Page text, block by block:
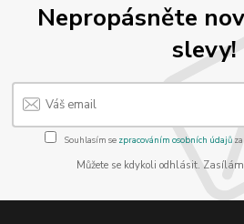
Nepropásněte
slevy!
Souhlasím se zpracováním osobních údajůza
Můžete se kdykoli odhlásit.